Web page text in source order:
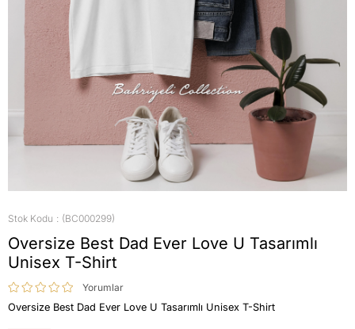
Stok Kodu (BC000299)
Oversize Best Dad Ever Love U Tasarımlı
Unisex T-Shirt
Yorumlar
Oversize Best Dad Ever Love U Tasarımlı Unisex T-Shirt